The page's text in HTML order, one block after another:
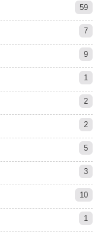
59
7
9
1
2
2
5
3
10
1